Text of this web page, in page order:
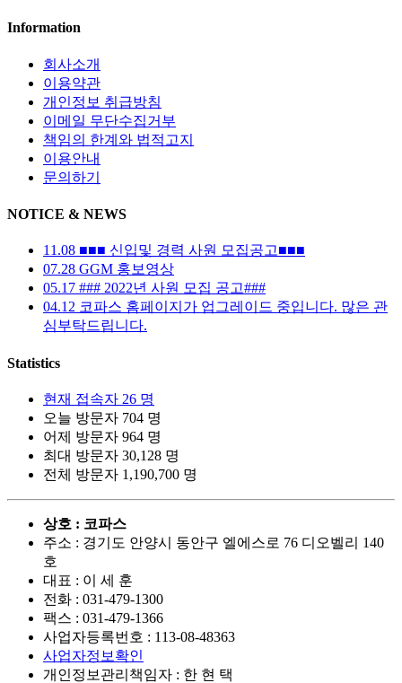
Information
회사소개
이용약관
개인정보 취급방침
이메일 무단수집거부
책임의 한계와 법적고지
이용안내
문의하기
NOTICE & NEWS
11.08 ■■■ 신입및 경력 사원 모집공고■■■
07.28 GGM 홍보영상
05.17 ### 2022년 사원 모집 공고###
04.12 코파스 홈페이지가 업그레이드 중입니다. 많은 관
심부탁드립니다.
Statistics
현재 접속자 26 명
오늘 방문자 704 명
어제 방문자 964 명
최대 방문자 30,128 명
전체 방문자 1,190,700 명
상호 : 코파스
주소 : 경기도 안양시 동안구 엘에스로 76 디오벨리 140
호
대표 : 이 세 훈
전화 : 031-479-1300
팩스 : 031-479-1366
사업자등록번호 : 113-08-48363
사업자정보확인
개인정보관리책임자 : 한 현 택